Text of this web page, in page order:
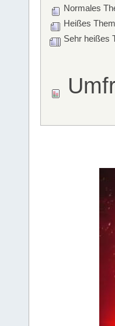
Normales
Heißes
Sehr heißes